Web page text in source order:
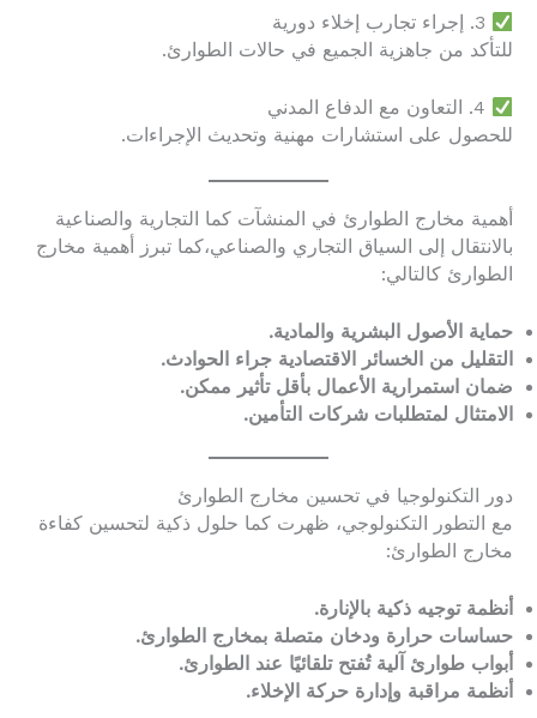
للتأكد من جاهزية الجميع في حالات الطوارئ.
للحصول على استشارات مهنية وتحديث الإجراءات.
أهمية مخارج الطوارئ في المنشآت كما التجارية والصناعية
بالانتقال إلى السياق التجاري والصناعي،كما تبرز أهمية مخارج
الطوارئ كالتالي:
حماية الأصول البشرية والمادية.
التقليل من الخسائر الاقتصادية جراء الحوادث.
ضمان استمرارية الأعمال بأقل تأثير ممكن.
الامتثال لمتطلبات شركات التأمين.
دور التكنولوجيا في تحسين مخارج الطوارئ
مع التطور التكنولوجي، ظهرت كما حلول ذكية لتحسين كفاءة
مخارج الطوارئ:
أنظمة توجيه ذكية بالإنارة.
حساسات حرارة ودخان متصلة بمخارج الطوارئ.
أبواب طوارئ آلية تُفتح تلقائيًا عند الطوارئ.
أنظمة مراقبة وإدارة حركة الإخلاء.